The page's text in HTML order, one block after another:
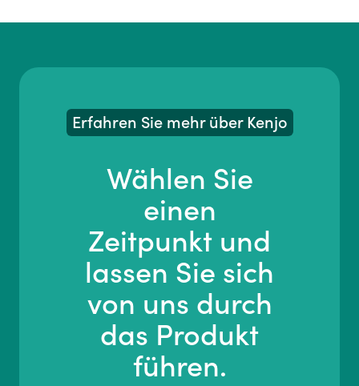
Erfahren Sie mehr über Kenjo
Wählen Sie
einen
Zeitpunkt und
lassen Sie sich
von uns durch
das Produkt
führen.